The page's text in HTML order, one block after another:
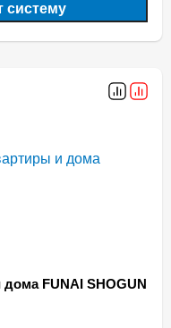
систему
FUNAI SHOGUN